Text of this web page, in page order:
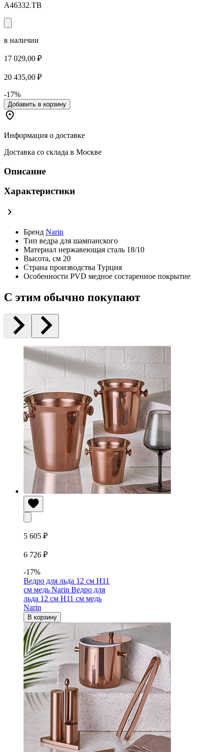
A46332.TB
в наличии
17 029,00 ₽
20 435,00 ₽
-17%
Добавить в корзину
Информация о доставке
Доставка со склада в Москве
Описание
Характеристики
Бренд Narin
Тип ведра для шампанского
Материал нержавеющая сталь 18/10
Высота, см 20
Страна производства Турция
Особенности PVD медное состаренное покрытие
С этим обычно покупают
5 605 ₽
6 726 ₽
-17%
Ведро для льда 12 см H11
см медь Narin Ведро для
льда 12 см H11 см медь
Narin
В корзину